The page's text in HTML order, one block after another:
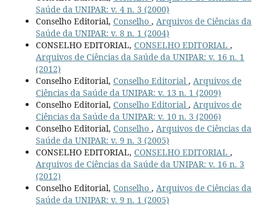
Saúde da UNIPAR: v. 4 n. 3 (2000)
Conselho Editorial, Conselho , Arquivos de Ciências da
Saúde da UNIPAR: v. 8 n. 1 (2004)
CONSELHO EDITORIAL, CONSELHO EDITORIAL ,
Arquivos de Ciências da Saúde da UNIPAR: v. 16 n. 1
(2012)
Conselho Editorial, Conselho Editorial , Arquivos de
Ciências da Saúde da UNIPAR: v. 13 n. 1 (2009)
Conselho Editorial, Conselho Editorial , Arquivos de
Ciências da Saúde da UNIPAR: v. 10 n. 3 (2006)
Conselho Editorial, Conselho , Arquivos de Ciências da
Saúde da UNIPAR: v. 9 n. 3 (2005)
CONSELHO EDITORIAL, CONSELHO EDITORIAL ,
Arquivos de Ciências da Saúde da UNIPAR: v. 16 n. 3
(2012)
Conselho Editorial, Conselho , Arquivos de Ciências da
Saúde da UNIPAR: v. 9 n. 1 (2005)